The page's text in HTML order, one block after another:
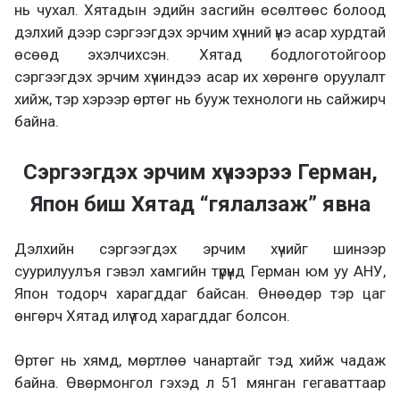
нь чухал. Хятадын эдийн засгийн өсөлтөөс болоод
дэлхий дээр сэргээгдэх эрчим хүчний үнэ асар хурдтай
өсөөд эхэлчихсэн. Хятад бодлоготойгоор
сэргээгдэх эрчим хүчиндээ асар их хөрөнгө оруулалт
хийж, тэр хэрээр өртөг нь бууж технологи нь сайжирч
байна.
Сэргээгдэх эрчим хүчээрээ Герман,
Япон биш Хятад “гялалзаж” явна
Дэлхийн сэргээгдэх эрчим хүчийг шинээр
суурилуулъя гэвэл хамгийн түрүүнд Герман юм уу АНУ,
Япон тодорч харагддаг байсан. Өнөөдөр тэр цаг
өнгөрч Хятад илүү тод харагддаг болсон.
Өртөг нь хямд, мөртлөө чанартайг тэд хийж чадаж
байна. Өвөрмонгол гэхэд л 51 мянган гегаваттаар